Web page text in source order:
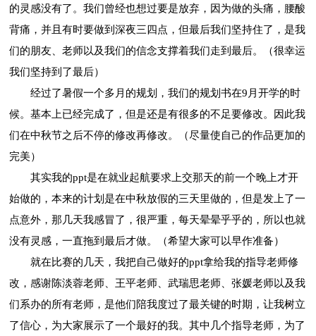
的灵感没有了。我们曾经也想过要是放弃，因为做的头痛，腰酸
背痛，并且有时要做到深夜三四点，但最后我们坚持住了，是我
们的朋友、老师以及我们的信念支撑着我们走到最后。（很幸运
我们坚持到了最后）
经过了暑假一个多月的规划，我们的规划书在9月开学的时
候。基本上已经完成了，但是还是有很多的不足要修改。因此我
们在中秋节之后不停的修改再修改。（尽量使自己的作品更加的
完美）
其实我的ppt是在就业起航要求上交那天的前一个晚上才开
始做的，本来的计划是在中秋放假的三天里做的，但是发上了一
点意外，那几天我感冒了，很严重，每天晕晕乎乎的，所以也就
没有灵感，一直拖到最后才做。（希望大家可以早作准备）
就在比赛的几天，我把自己做好的ppt拿给我的指导老师修
改，感谢陈淡蓉老师、王平老师、武瑞思老师、张媛老师以及我
们系办的所有老师，是他们陪我度过了最关键的时期，让我树立
了信心，为大家展示了一个最好的我。其中几个指导老师，为了